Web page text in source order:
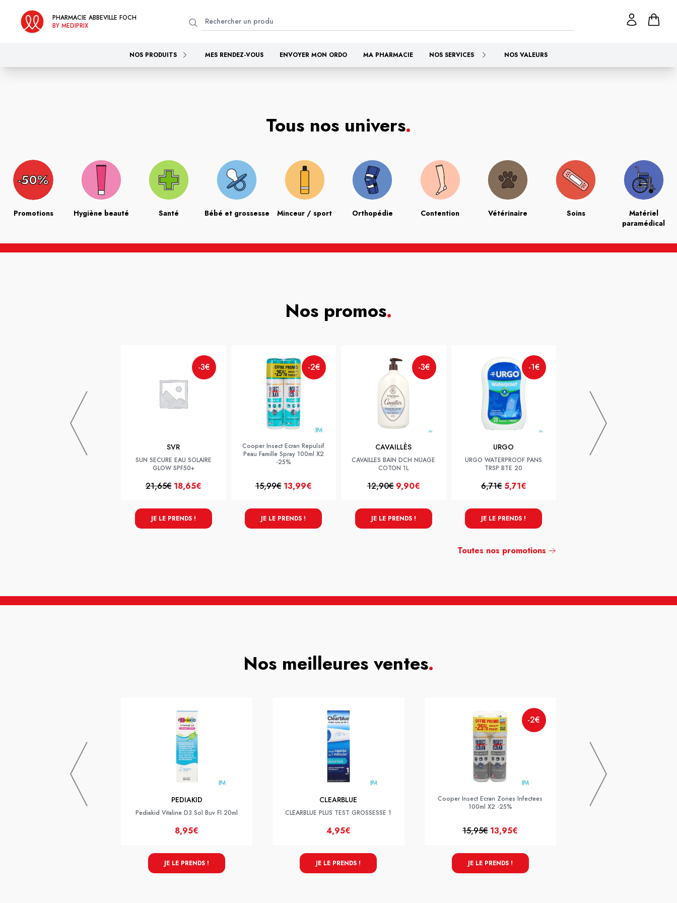
PHARMACIE ABBEVILLE FOCH
BY MEDIPRIX
NOS PRODUITS MES RENDEZ-VOUS ENVOYER MON ORDO MA PHARMACIE NOS SERVICES NOS VALEURS
Tous nos univers.
Promotions Hygiène beauté Santé Bébé et grossesse Minceur / sport Orthopédie Contention Vétérinaire Soins
Matériel
paramédical
Nos promos.
-3€
SVR
SUN SECURE EAU SOLAIRE
GLOW SPF50+
21,65€ 18,65€
JE LE PRENDS !
-2€
Cooper Insect Ecran Repulsif
Peau Famille Spray 100ml X2
-25%
15,99€ 13,99€
JE LE PRENDS !
-3€
CAVAILLÈS
CAVAILLES BAIN DCH NUAGE
COTON 1L
12,90€ 9,90€
JE LE PRENDS !
-1€
URGO
URGO WATERPROOF PANS
TRSP BTE 20
6,71€ 5,71€
JE LE PRENDS !
Granions Collagene Eternity
Tripeptides De Collagene
Toutes nos promotions
Nos meilleures ventes.
PEDIAKID
Pediakid Vitaline D3 Sol Buv Fl 20ml
8,95€
JE LE PRENDS !
CLEARBLUE
CLEARBLUE PLUS TEST GROSSESSE 1
4,95€
JE LE PRENDS !
-2€
Cooper Insect Ecran Zones Infectees
100ml X2 -25%
15,95€ 13,95€
JE LE PRENDS !